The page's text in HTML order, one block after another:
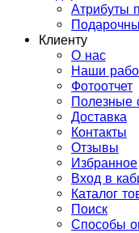
Атрибуты
Клиенту
О нас
Наши
Фотоотчет
Полезные
Доставка
Контакты
Отзывы
Избранное
Вход в
Каталог
Поиск
Способы